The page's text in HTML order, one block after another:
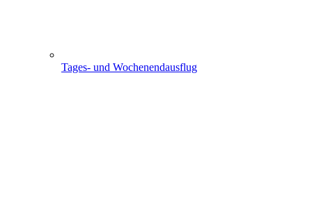
Tages- und Wochenendausflug